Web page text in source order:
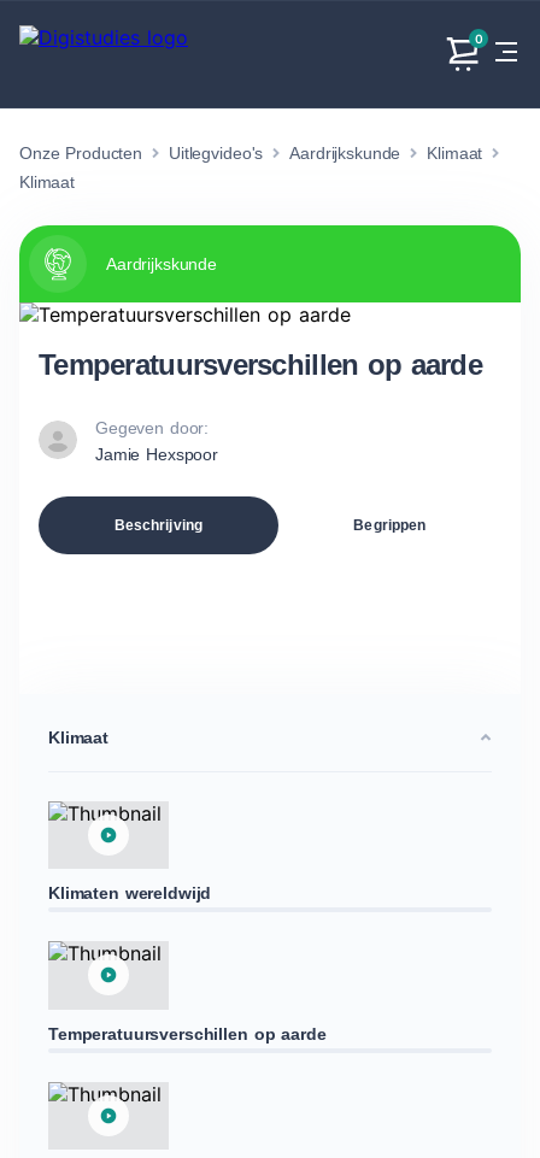
0
Exacte
vakken
vakken.
Taalvakken
vakken.
Maatschappijvakken Producten
Onze Producten Uitlegvideo's Aardrijkskunde
Klimaat
Klimaat
Aardrijkskunde
Temperatuursverschillen op aarde
Gegeven door:
Jamie Hexspoor
Beschrijving Begrippen
Klimaat
Klimaten wereldwijd
Temperatuursverschillen op aarde